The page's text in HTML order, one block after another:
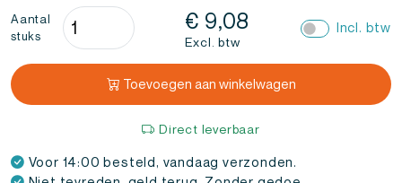
Aantal
stuks
NFC
Sticker
NTAG213
Metal
stuks)
€ 9,08
Excl. btw
Incl. btw
Toevoegen aan winkelwagen
Direct leverbaar
Voor 14:00 besteld, vandaag verzonden.